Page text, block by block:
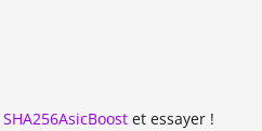
SHA256AsicBoost et essayer !